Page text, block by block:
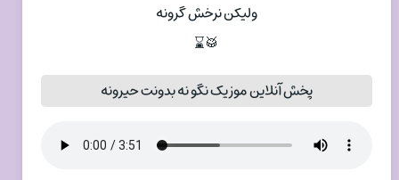
ولیکن نرخش گرونه
🥁⌛
پخش آنلاین موزیک نگو نه بدونت حیرونه